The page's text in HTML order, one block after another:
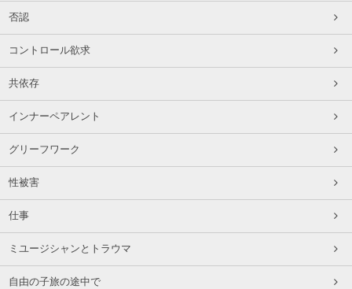
否認
コントロール欲求
共依存
インナーペアレント
グリーフワーク
性被害
仕事
ミユージシャンとトラウマ
自由の子旅の途中で